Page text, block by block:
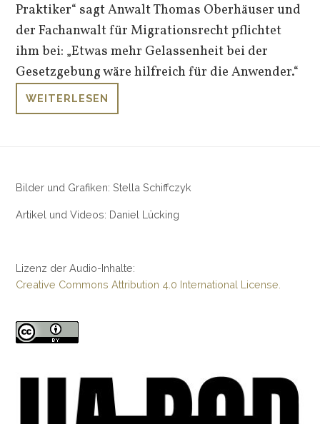
Praktiker“ sagt Anwalt Thomas Oberhäuser und
der Fachanwalt für Migrationsrecht pflichtet
ihm bei: „Etwas mehr Gelassenheit bei der
Gesetzgebung wäre hilfreich für die Anwender.“
WEITERLESEN
Bilder und Grafiken: Stella Schiffczyk
Artikel und Videos: Daniel Lücking
Lizenz der Audio-Inhalte:
Creative Commons Attribution 4.0 International License.